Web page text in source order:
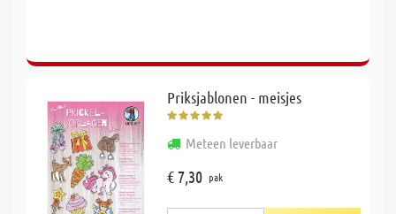
Priksjablonen - meisjes
Meteen leverbaar
€ 7,30 pak